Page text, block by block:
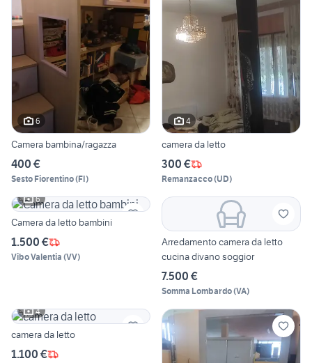
6
Camera bambina/ragazza
400 €
Sesto Fiorentino(FI)
4
camera da letto
300 €
Remanzacco(UD)
6
Camera da letto bambini
1.500 €
Vibo Valentia (VV)
Arredamento camera da letto
cucina divano soggior
7.500 €
Somma Lombardo(VA)
4
camera da letto
1.100 €